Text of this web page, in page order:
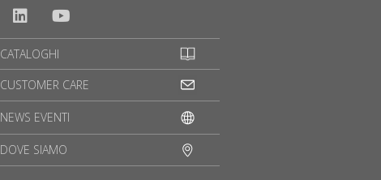
CATALOGHI
CUSTOMER CARE
NEWS EVENTI
DOVE SIAMO